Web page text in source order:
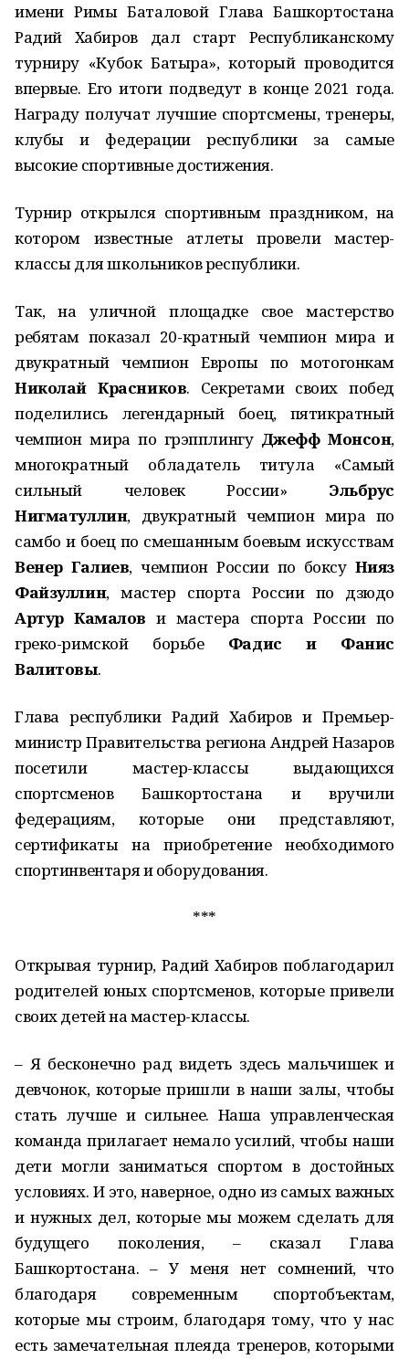
имени Римы Баталовой Глава Башкортостана
Радий Хабиров дал старт Республиканскому
турниру «Кубок Батыра», который проводится
впервые. Его итоги подведут в конце 2021 года.
Награду получат лучшие спортсмены, тренеры,
клубы и федерации республики за самые
высокие спортивные достижения.
Турнир открылся спортивным праздником, на
котором известные атлеты провели мастер-
классы для школьников республики.
Так, на уличной площадке свое мастерство
ребятам показал 20-кратный чемпион мира и
двукратный чемпион Европы по мотогонкам
Николай Красников. Секретами своих побед
поделились легендарный боец, пятикратный
чемпион мира по грэпплингу Джефф Монсон,
многократный обладатель титула «Самый
сильный человек России» Эльбрус
Нигматуллин, двукратный чемпион мира по
самбо и боец по смешанным боевым искусствам
Венер Галиев, чемпион России по боксу Нияз
Файзуллин, мастер спорта России по дзюдо
Артур Камалов и мастера спорта России по
греко-римской борьбе Фадис и Фанис
Валитовы.
Глава республики Радий Хабиров и Премьер-
министр Правительства региона Андрей Назаров
посетили мастер-классы выдающихся
спортсменов Башкортостана и вручили
федерациям, которые они представляют,
сертификаты на приобретение необходимого
спортинвентаря и оборудования.
***
Открывая турнир, Радий Хабиров поблагодарил
родителей юных спортсменов, которые привели
своих детей на мастер-классы.
– Я бесконечно рад видеть здесь мальчишек и
девчонок, которые пришли в наши залы, чтобы
стать лучше и сильнее. Наша управленческая
команда прилагает немало усилий, чтобы наши
дети могли заниматься спортом в достойных
условиях. И это, наверное, одно из самых важных
и нужных дел, которые мы можем сделать для
будущего поколения, – сказал Глава
Башкортостана. – У меня нет сомнений, что
благодаря современным спортобъектам,
которые мы строим, благодаря тому, что у нас
есть замечательная плеяда тренеров, которыми